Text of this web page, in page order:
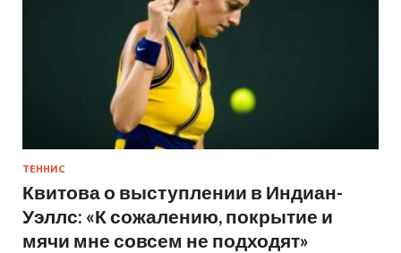
ТЕННИС
Квитова о выступлении в Индиан-
Уэллс: «К сожалению, покрытие и
мячи мне совсем не подходят»